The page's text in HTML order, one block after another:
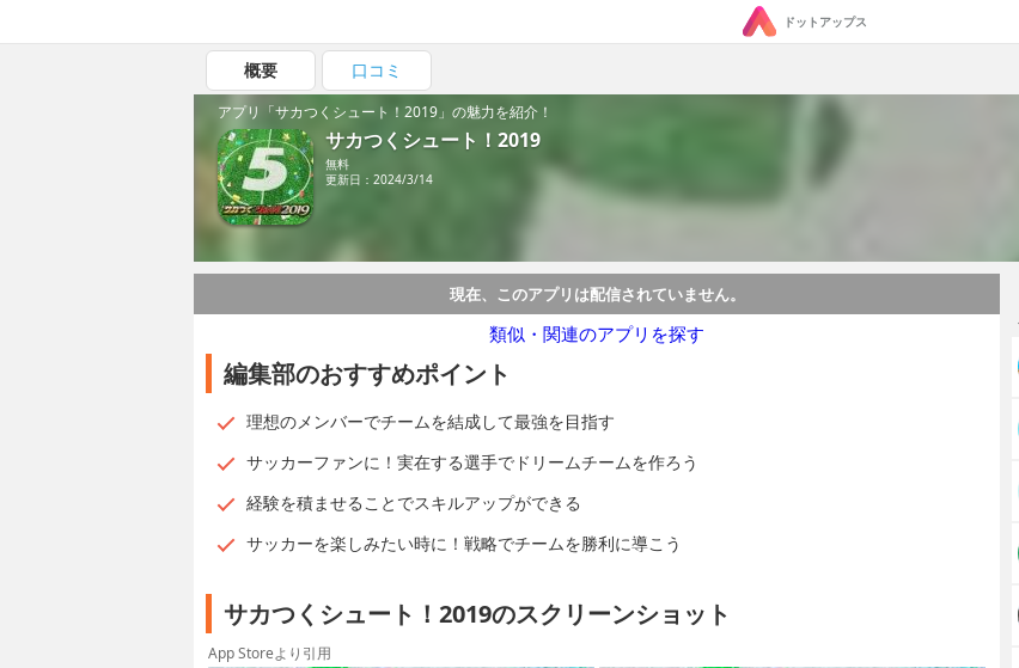
ドットアップス
概要 口コミ
アプリ「サカつくシュート！2019」の魅力を紹介！
サカつくシュート！2019
無料
更新日：2024/3/14
現在、このアプリは配信されていません。
類似・関連のアプリを探す
編集部のおすすめポイント
理想のメンバーでチームを結成して最強を目指す
サッカーファンに！実在する選手でドリームチームを作ろう
経験を積ませることでスキルアップができる
サッカーを楽しみたい時に！戦略でチームを勝利に導こう
サカつくシュート！2019のスクリーンショット
App Storeより引用